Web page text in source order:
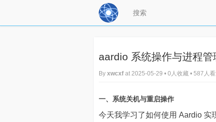
aardio 系统操作与进程管
By xwcxf at 2025-05-29 • 0人收藏 • 587人
一、系统关机与重启操作
今天我学习了如何使用 Aardio 实